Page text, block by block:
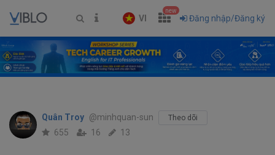
VI
new
Đăng nhập/Đăng ký
Quân Troy @minhquan-sun Theo dõi
655 16 13